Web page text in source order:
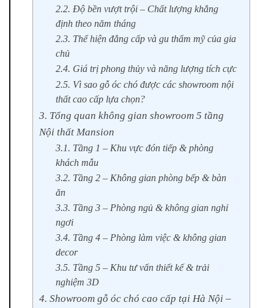
2.2. Độ bền vượt trội – Chất lượng khẳng
định theo năm tháng
2.3. Thể hiện đẳng cấp và gu thẩm mỹ của gia
chủ
2.4. Giá trị phong thủy và năng lượng tích cực
2.5. Vì sao gỗ óc chó được các showroom nội
thất cao cấp lựa chọn?
3. Tổng quan không gian showroom 5 tầng
Nội thất Mansion
3.1. Tầng 1 – Khu vực đón tiếp & phòng
khách mẫu
3.2. Tầng 2 – Không gian phòng bếp & bàn
ăn
3.3. Tầng 3 – Phòng ngủ & không gian nghỉ
ngơi
3.4. Tầng 4 – Phòng làm việc & không gian
decor
3.5. Tầng 5 – Khu tư vấn thiết kế & trải
nghiệm 3D
4. Showroom gỗ óc chó cao cấp tại Hà Nội –